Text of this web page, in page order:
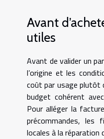
Avant
utiles
Avant de valider un
l’origine et les
coût par usage plutôt
budget cohérent
Pour alléger la
précommandes,
locales à la réparation